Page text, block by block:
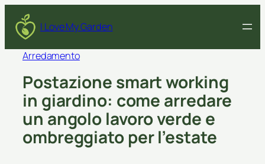
I Love My Garden
Arredamento
Postazione smart working
in giardino: come arredare
un angolo lavoro verde e
ombreggiato per l’estate